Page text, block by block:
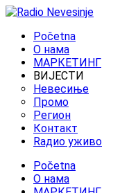
Početna
O нама
МАРКЕТИНГ
ВИЈЕСТИ
Невесиње
Промо
Регион
Контакт
Rадио уживо
Početna
O нама